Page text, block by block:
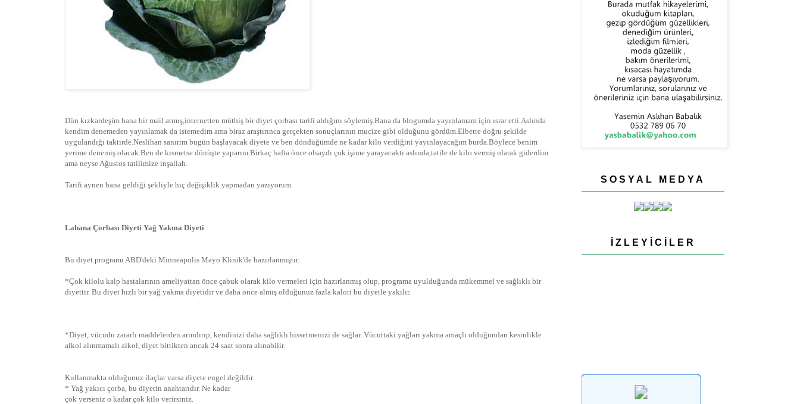
Dün kızkardeşim bana bir mail atmış,internetten müthiş bir diyet çorbası tarifi aldığını söylemiş.Bana da blogumda yayınlamam için ısrar etti.Aslında
kendim denemeden yayınlamak da istemedim ama biraz araştırınca gerçekten sonuçlarının mucize gibi olduğunu gördüm.Elbette doğru şekilde
uygulandığı taktirde.Neslihan sanırım bugün başlayacak diyete ve ben döndüğümde ne kadar kilo verdiğini yayınlayacağım burda.Böylece benim
yerime denemiş olacak.Ben de kısmetse dönüşte yaparım.Birkaç hafta önce olsaydı çok işime yarayacaktı aslında,tatile de kilo vermiş olarak giderdim
ama neyse Ağustos tatilimize inşallah.
Tarifi aynen bana geldiği şekliyle hiç değişiklik yapmadan yazıyorum.
Lahana Çorbası Diyeti Yağ Yakma Diyeti
Bu diyet programı ABD'deki Minneapolis Mayo Klinik'de hazırlanmıştır.
*Çok kilolu kalp hastalarının ameliyattan önce çabuk olarak kilo vermeleri için hazırlanmış olup, programa uyulduğunda mükemmel ve sağlıklı bir
diyettir. Bu diyet hızlı bir yağ yakma diyetidir ve daha önce almış olduğunuz fazla kalori bu diyetle yakılır.
*Diyet, vücudu zararlı maddelerden arındırıp, kendinizi daha sağlıklı hissetmenizi de sağlar. Vücuttaki yağları yakma amaçlı olduğundan kesinlikle
alkol alınmamalı alkol, diyet bittikten ancak 24 saat sonra alınabilir.
Kullanmakta olduğunuz ilaçlar varsa diyete engel değildir.
* Yağ yakıcı çorba, bu diyetin anahtarıdır. Ne kadar
çok yerseniz o kadar çok kilo verirsiniz.
SOSYAL MEDYA
İZLEYICILER